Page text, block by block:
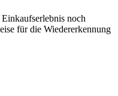
noch
für die Wiedererkennung